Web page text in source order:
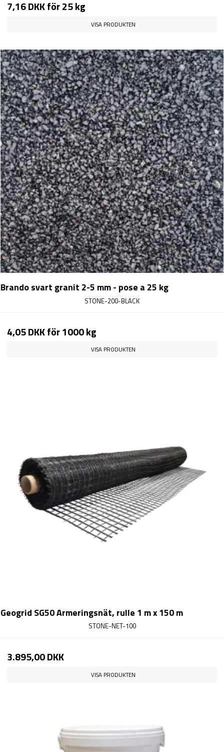
7,16 DKKför 25 kg
VISA PRODUKTEN
Brando svart granit 2-5 mm - pose a 25 kg
STONE-200-BLACK
4,05 DKKför 1000 kg
VISA PRODUKTEN
Geogrid SG50 Armeringsnät, rulle 1 m x 150 m
STONE-NET-100
3.895,00 DKK
VISA PRODUKTEN